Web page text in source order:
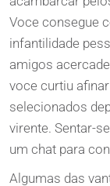
Voce consegue
infantilidade
amigos
voce curtiu
selecionados
virente. Sentar-
um chat para
Algumas das